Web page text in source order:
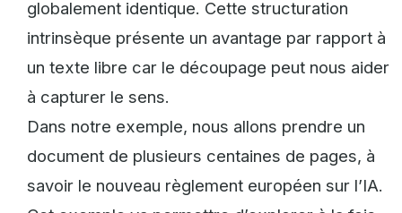
globalement identique. Cette structuration
intrinsèque présente un avantage par rapport à
un texte libre car le découpage peut nous aider
à capturer le sens.
Dans notre exemple, nous allons prendre un
document de plusieurs centaines de pages, à
savoir le nouveau règlement européen sur l’IA.